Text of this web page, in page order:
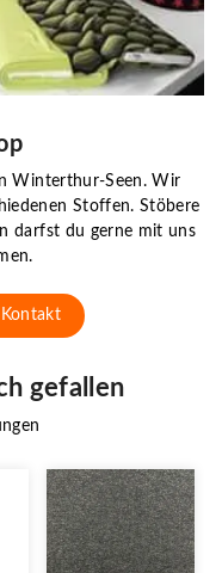
Winterthur-Seen. Wir
Stoffen. Stöbere
darfst du gerne mit uns
Kontakt
gefallen